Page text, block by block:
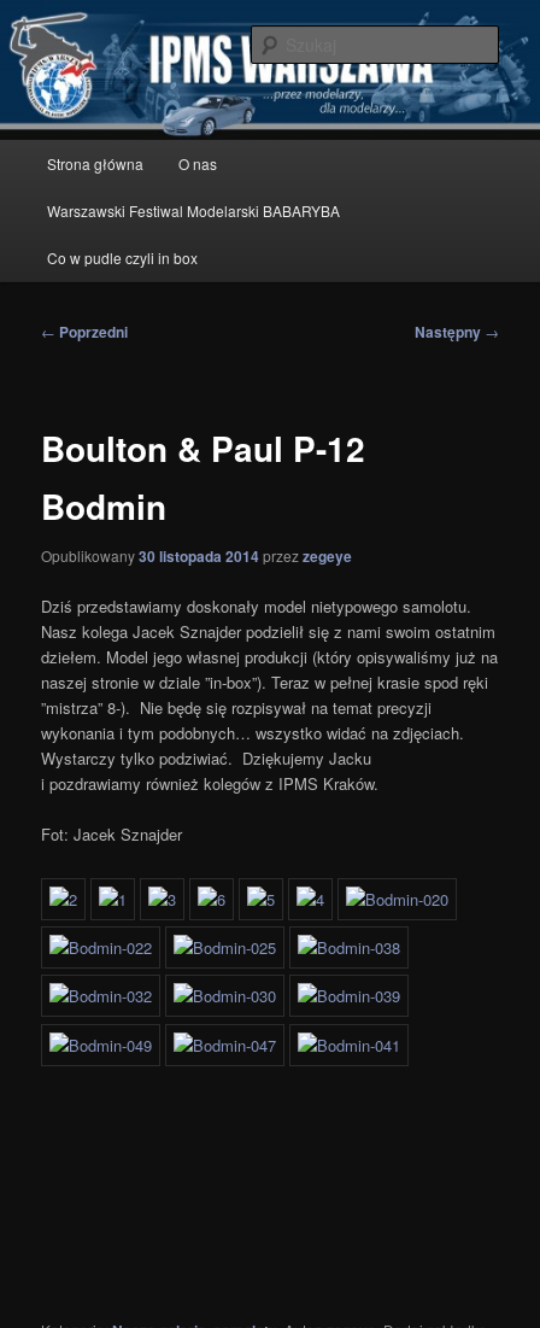
Przeskocz
do
tekstu
IPMS Warszawa
modelarstwo redukcyjne
Strona główna O nas
Warszawski Festiwal Modelarski BABARYBA
Co w pudle czyli in box
Nawigacja
← Poprzedni Następny →
Boulton & Paul P-12
Bodmin
Opublikowany30 listopada 2014przezzegeye
Dziś przedstawiamy doskonały model nietypowego samolotu.
Nasz kolega Jacek Sznajder podzielił się z nami swoim ostatnim
dziełem. Model jego własnej produkcji (który opisywaliśmy już na
naszej stronie w dziale ”in-box”). Teraz w pełnej krasie spod ręki
”mistrza” 8-). Nie będę się rozpisywał na temat precyzji
wykonania i tym podobnych… wszystko widać na zdjęciach.
Wystarczy tylko podziwiać. Dziękujemy Jacku
i pozdrawiamy również kolegów z IPMS Kraków.
Fot: Jacek Sznajder